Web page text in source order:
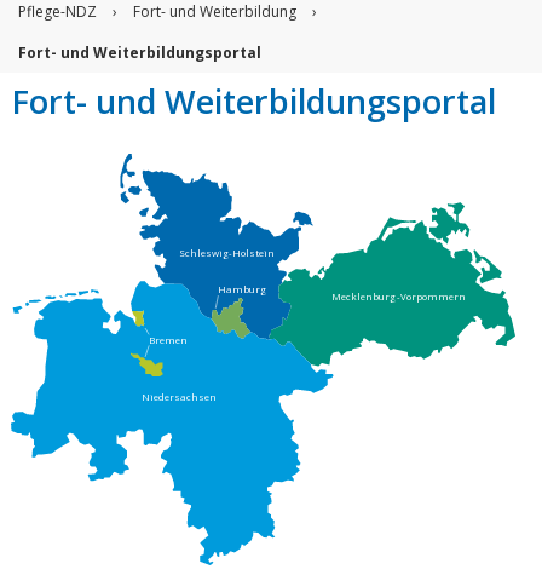
Pflege-NDZ › Fort- und Weiterbildung
›
Fort- und Weiterbildungsportal
Fort- und Weiterbildungsportal
Schleswig-Holstein
Hamburg
Mecklenburg-Vorpommern
Niedersachsen
Bremen